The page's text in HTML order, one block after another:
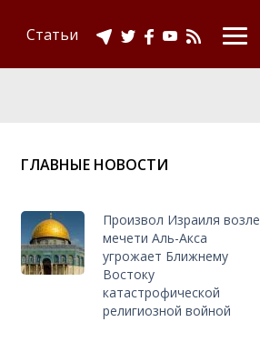
Статьи
ГЛАВНЫЕ НОВОСТИ
Произвол Израиля возле
мечети Аль-Акса
угрожает Ближнему
Востоку
катастрофической
религиозной войной